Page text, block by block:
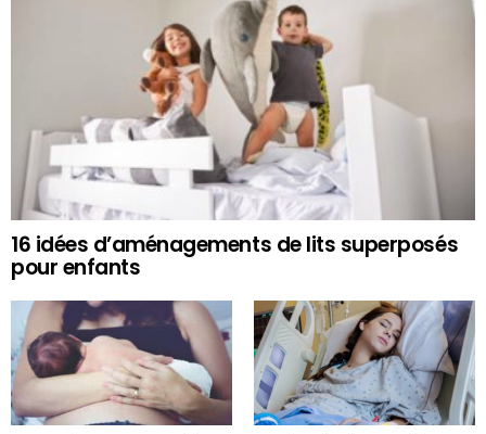
16 idées d’aménagements de lits superposés
pour enfants